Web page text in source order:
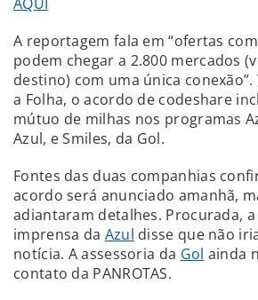
A reportagem fala em “ofertas
podem chegar a 2.800 mercados
destino) com uma única
a Folha, o acordo de codeshare
mútuo de milhas nos programas
Azul, e Smiles, da Gol.
Fontes das duas companhias
acordo será anunciado amanhã,
adiantaram detalhes. Procurada,
imprensa da Azul disse que não
notícia. A assessoria da Gol ainda
contato da PANROTAS.